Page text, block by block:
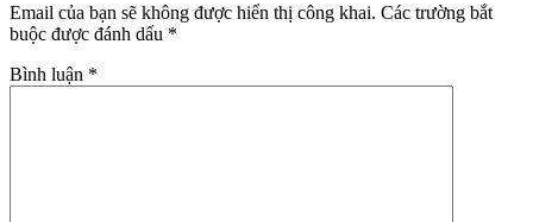
Email của bạn sẽ không được hiển thị công khai. Các trường bắt
buộc được đánh dấu *
Bình luận *